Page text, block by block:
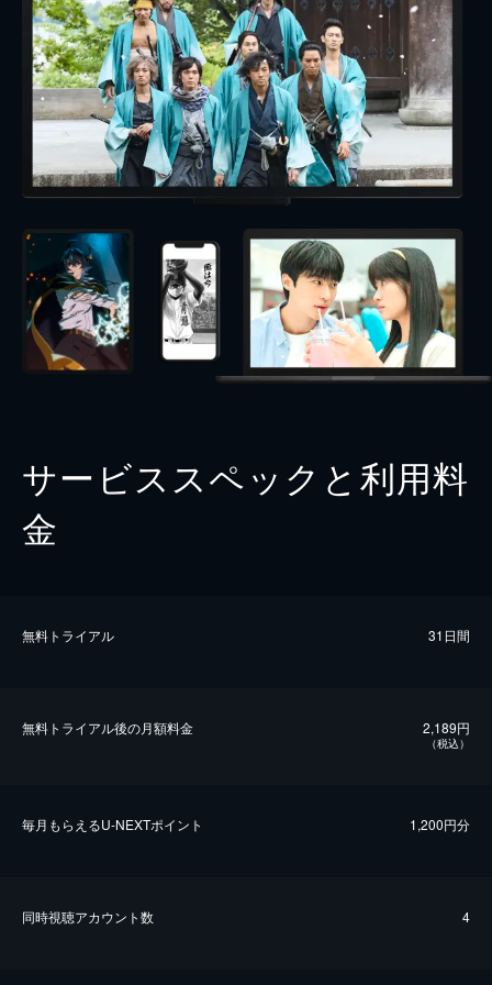
サービススペックと利用料
金
無料トライアル 31日間
無料トライアル後の⽉額料金 2,189円
（税込）
毎⽉もらえるU-NEXTポイント 1,200円分
同時視聴アカウント数 4